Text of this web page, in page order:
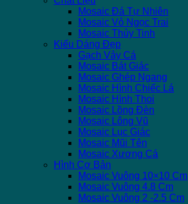
Mosaic Đá Tự Nhiên
Mosaic Vỏ Ngọc Trai
Mosaic Thủy Tinh
Kiểu Dáng Đẹp
Gạch Vảy Cá
Mosaic Bát Giác
Mosaic Ghép Ngang
Mosaic Hình Chiếc Lá
Mosaic Hình Thoi
Mosaic Lồng Đèn
Mosaic Lông Vũ
Mosaic Lục Giác
Mosaic Mũi Tên
Mosaic Xương Cá
Hình Cơ Bản
Mosaic Vuông 10×10 Cm
Mosaic Vuông 4.8 Cm
Mosaic Vuông 2 -2.5 Cm